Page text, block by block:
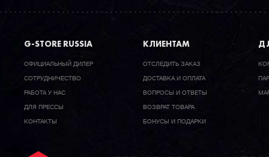
G-STORE RUSSIA
ОФИЦИАЛЬНЫЙ ДИЛЕР
CОТРУДНИЧЕСТВО
РАБОТА У НАС
ДЛЯ ПРЕССЫ
КОНТАКТЫ
КЛИЕНТАМ
ОТСЛЕДИТЬ ЗАКАЗ
ДОСТАВКА И ОПЛАТА
ВОПРОСЫ И ОТВЕТЫ
ВОЗВРАТ ТОВАРА
БОНУСЫ И ПОДАРКИ